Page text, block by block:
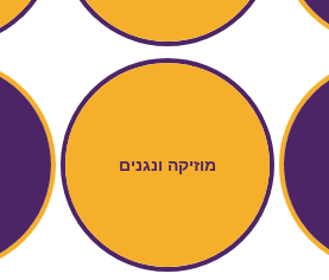
מוזיקה ונגנים